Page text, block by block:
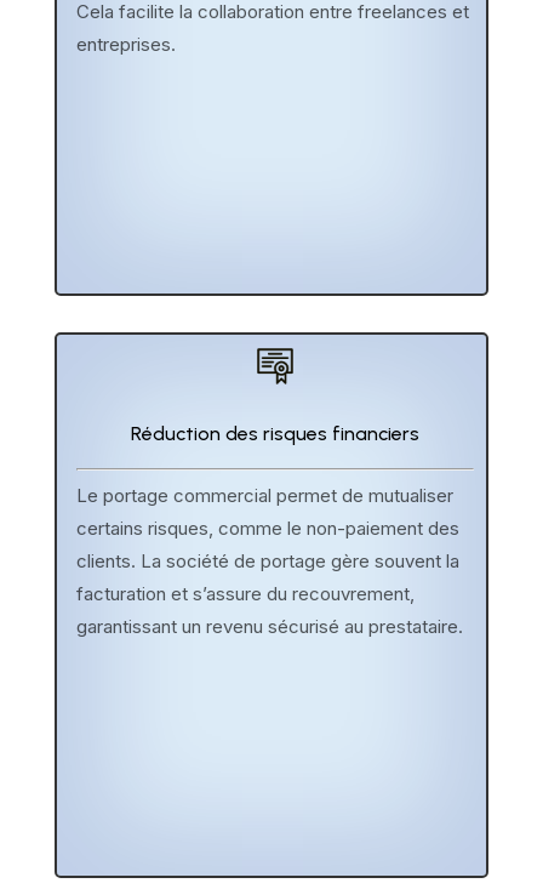
professionnels expérimentés et de partenaires.
Cela facilite la collaboration entre freelances et
Réduction des risques financiers
Le portage commercial permet de mutualiser
certains risques, comme le non-paiement des
clients. La société de portage gère souvent la
facturation et s’assure du recouvrement,